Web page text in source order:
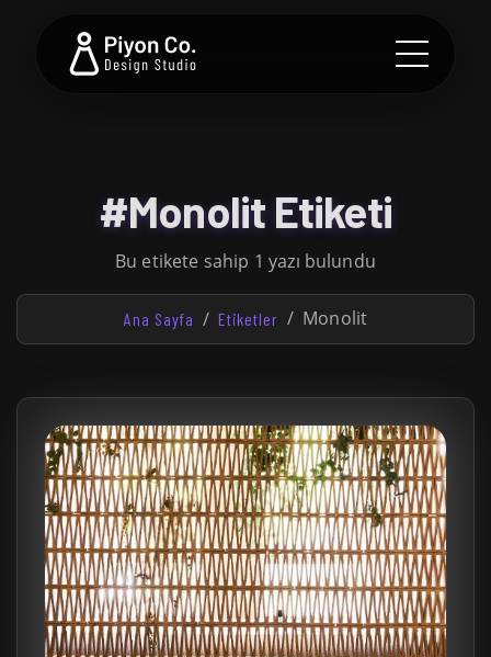
#Monolit Etiketi
Bu etikete sahip 1 yazı bulundu
Ana Sayfa Etiketler Monolit